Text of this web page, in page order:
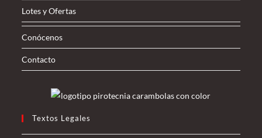
Lotes y Ofertas
Conócenos
Contacto
Textos Legales